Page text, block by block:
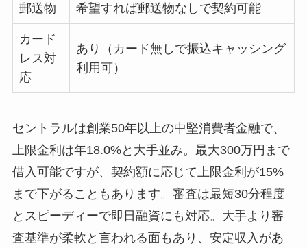
郵送物 希望すれば郵送物なしで契約可能
カード
レス対
応
あり（カード無しで振込キャッシング
利用可）
セントラルは創業50年以上の中堅消費者金融で、
上限金利は年18.0%と大手並み。最大300万円まで
借入可能ですが、契約額に応じて上限金利が15%
まで下がることもあります。審査は最短30分程度
とスピーディーで即日融資にも対応。大手より審
査基準が柔軟と言われる面もあり、安定収入があ